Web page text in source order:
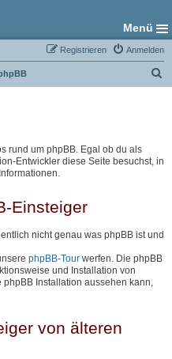
Menü
Anmelden
Registrieren
rund um phpBB. Egal ob du als
Entwickler diese Seite besuchst, in
Einsteiger
nicht genau was phpBB ist und
phpBB-Tour werfen. Die phpBB
und Installation von
Installation aussehen kann,
von älteren